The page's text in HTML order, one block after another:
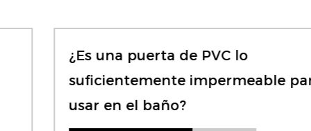
¿Es una puerta de PVC lo
suficientemente impermeable para
usar en el baño?